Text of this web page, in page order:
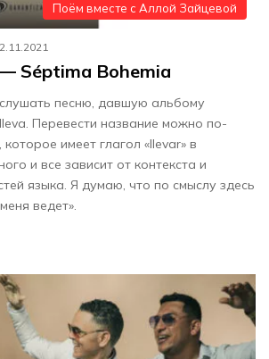
Поём вместе с Аллой Зайцевой
Séptima Bohemia
песню, давшую альбому
Перевести название можно по-
имеет глагол «llevar» в
и все зависит от контекста и
языка. Я думаю, что по смыслу здесь
ведет».